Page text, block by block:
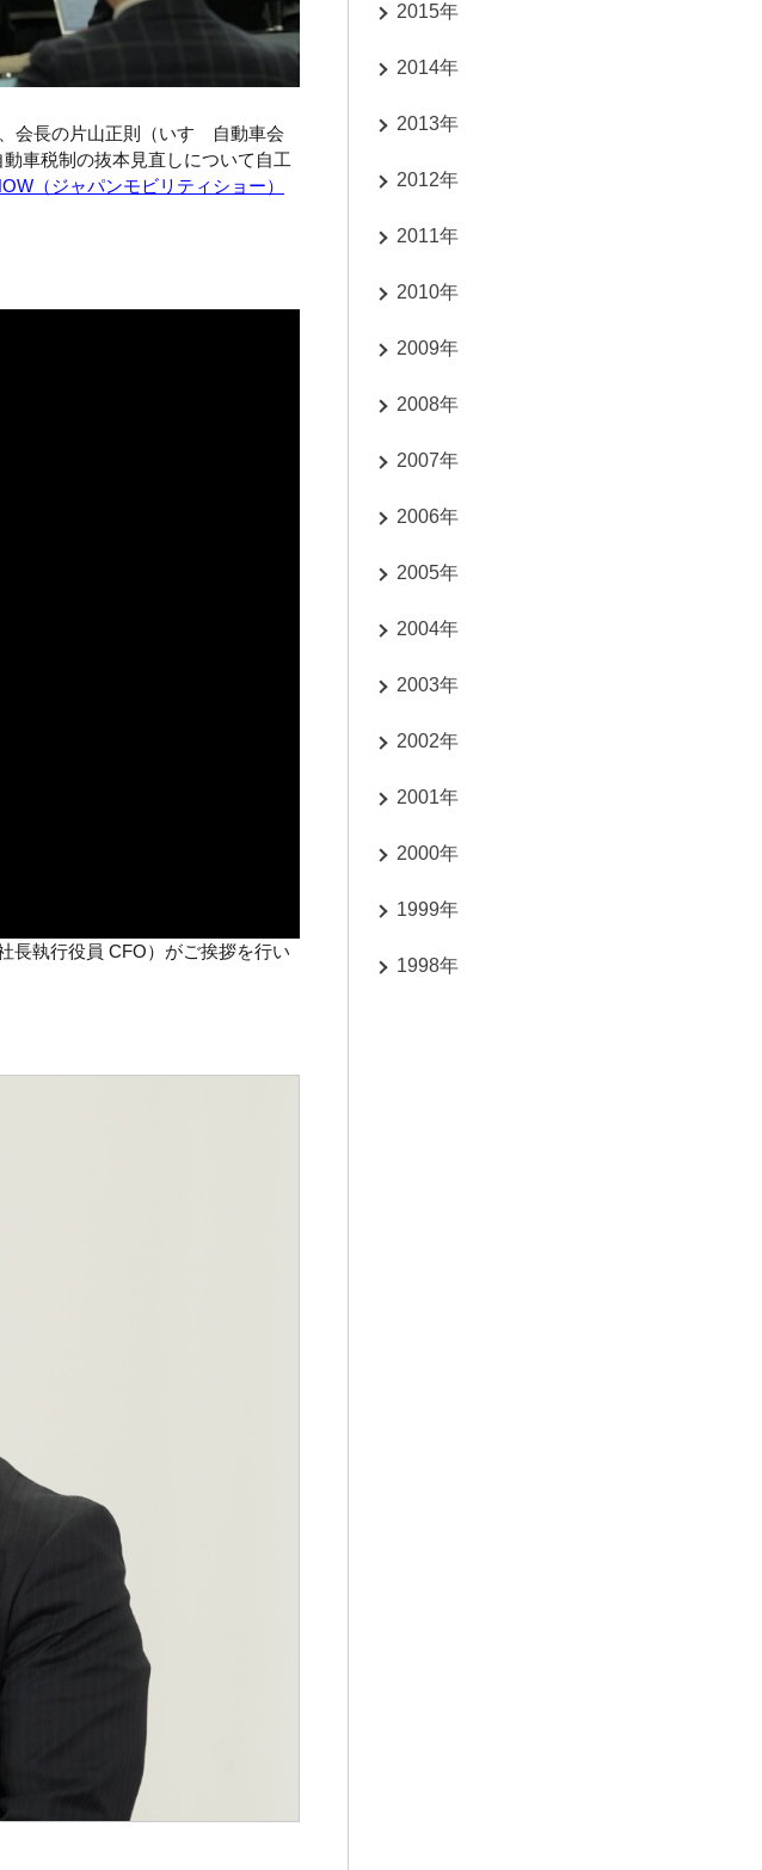
会長の片山正則（いすゞ自動車会
車税制の抜本見直しについて自工
（ジャパンモビリティショー）
長執行役員 CFO）がご挨拶を行い
2015年
2014年
2013年
2012年
2011年
2010年
2009年
2008年
2007年
2006年
2005年
2004年
2003年
2002年
2001年
2000年
1999年
1998年